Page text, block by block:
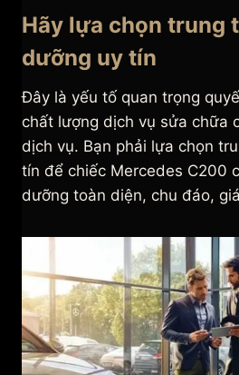
Hãy lựa chọn trung
dưỡng uy tín
Đây là yếu tố quan trọng
chất lượng dịch vụ sửa chữa
dịch vụ. Bạn phải lựa chọn
tín để chiếc Mercedes C200
dưỡng toàn diện, chu đáo,